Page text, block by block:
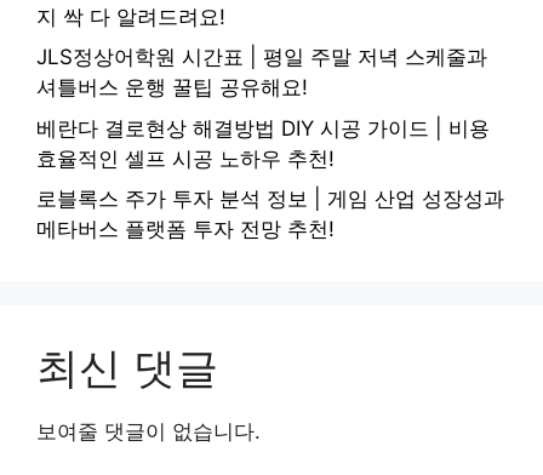
지 싹 다 알려드려요!
JLS정상어학원 시간표 | 평일 주말 저녁 스케줄과
셔틀버스 운행 꿀팁 공유해요!
베란다 결로현상 해결방법 DIY 시공 가이드 | 비용
효율적인 셀프 시공 노하우 추천!
로블록스 주가 투자 분석 정보 | 게임 산업 성장성과
메타버스 플랫폼 투자 전망 추천!
최신 댓글
보여줄 댓글이 없습니다.